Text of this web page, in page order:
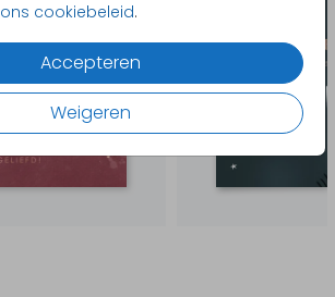
ons cookiebeleid.
Accepteren
Weigeren